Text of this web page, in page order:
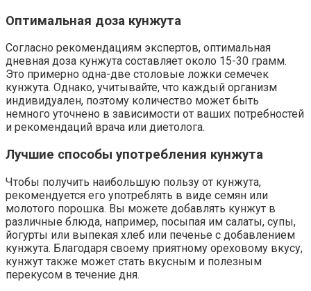
Оптимальная доза кунжута
Согласно рекомендациям экспертов, оптимальная
дневная доза кунжута составляет около 15-30 грамм.
Это примерно одна-две столовые ложки семечек
кунжута. Однако, учитывайте, что каждый организм
индивидуален, поэтому количество может быть
немного уточнено в зависимости от ваших потребностей
и рекомендаций врача или диетолога.
Лучшие способы употребления кунжута
Чтобы получить наибольшую пользу от кунжута,
рекомендуется его употреблять в виде семян или
молотого порошка. Вы можете добавлять кунжут в
различные блюда, например, посыпая им салаты, супы,
йогурты или выпекая хлеб или печенье с добавлением
кунжута. Благодаря своему приятному ореховому вкусу,
кунжут также может стать вкусным и полезным
перекусом в течение дня.